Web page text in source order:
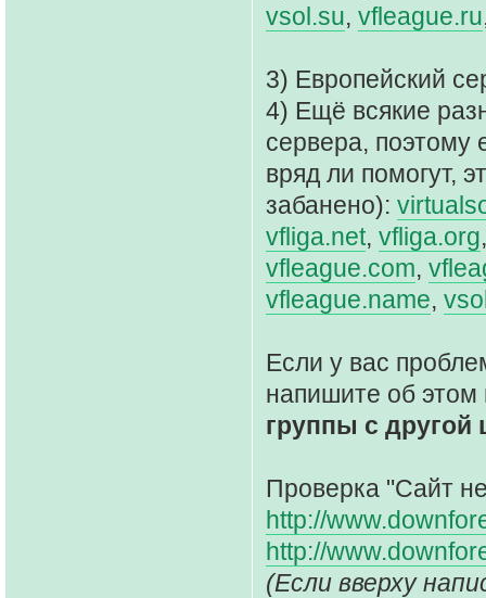
vsol.su, vfleague.ru
3) Европейский
4) Ещё всякие
сервера, поэтому
вряд ли помогут,
забанено):
vfliga.net, vfliga.org
vfleague.com,
vfleague.name,
Если у вас
напишите об этом
группы с другой
Проверка "Сайт
http://
http://
(Если вверху